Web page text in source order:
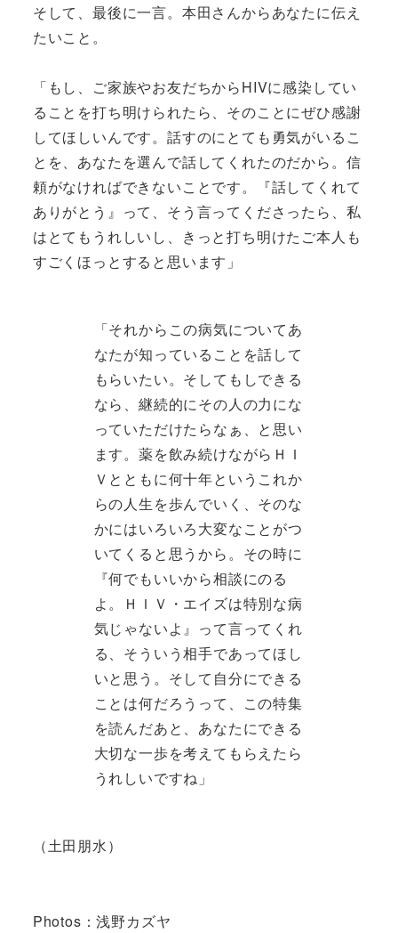
そして、最後に一言。本田さんからあなたに伝え
たいこと。
「もし、ご家族やお友だちからHIVに感染してい
ることを打ち明けられたら、そのことにぜひ感謝
してほしいんです。話すのにとても勇気がいるこ
とを、あなたを選んで話してくれたのだから。信
頼がなければできないことです。『話してくれて
ありがとう』って、そう言ってくださったら、私
はとてもうれしいし、きっと打ち明けたご本人も
すごくほっとすると思います」
「それからこの病気についてあ
なたが知っていることを話して
もらいたい。そしてもしできる
なら、継続的にその人の力にな
っていただけたらなぁ、と思い
ます。薬を飲み続けながらＨＩ
Ｖとともに何十年というこれか
らの人生を歩んでいく、そのな
かにはいろいろ大変なことがつ
いてくると思うから。その時に
『何でもいいから相談にのる
よ。ＨＩＶ・エイズは特別な病
気じゃないよ』って言ってくれ
る、そういう相手であってほし
いと思う。そして自分にできる
ことは何だろうって、この特集
を読んだあと、あなたにできる
大切な一歩を考えてもらえたら
うれしいですね」
（土田朋水）
Photos：浅野カズヤ